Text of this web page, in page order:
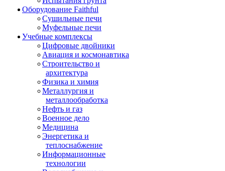
Оборудование Faithful
Сушильные печи
Муфельные печи
Учебные комплексы
Цифровые двойники
Авиация и космонавтика
Строительство и
архитектура
Физика и химия
Металлургия и
металлообработка
Нефть и газ
Военное дело
Медицина
Энергетика и
теплоснабжение
Информационные
технологии